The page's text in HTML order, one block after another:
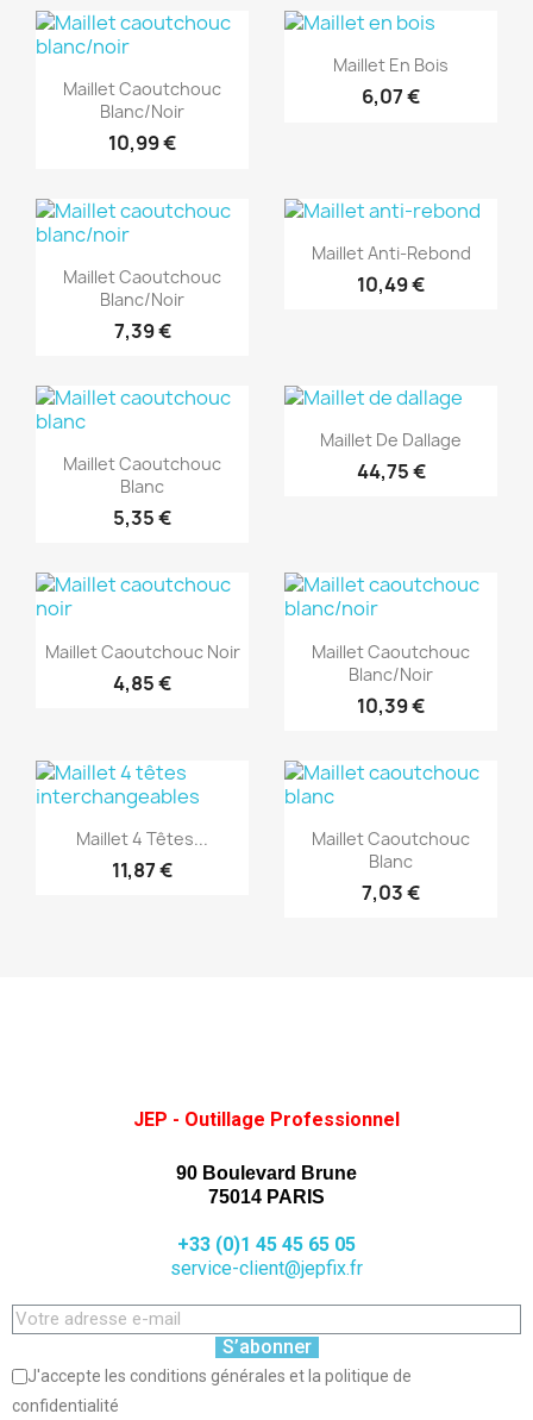
Aperçu rapide
Maillet Caoutchouc
Blanc/noir
10,99 €
Aperçu rapide
Maillet En Bois
6,07 €
Aperçu rapide
Maillet Caoutchouc
Blanc/noir
7,39 €
Aperçu rapide
Maillet Anti-Rebond
10,49 €
(1)
Aperçu rapide
Maillet Caoutchouc
Blanc
5,35 €
Aperçu rapide
Maillet De Dallage
44,75 €
(1)
Aperçu rapide
Maillet Caoutchouc Noir
4,85 €
Aperçu rapide
Maillet Caoutchouc
Blanc/noir
10,39 €
Aperçu rapide
Maillet 4 Têtes...
11,87 €
(1)
Aperçu rapide
Maillet Caoutchouc
Blanc
7,03 €
JEP - Outillage Professionnel
90 Boulevard Brune
75014 PARIS
+33 (0)1 45 45 65 05
service-client@jepfix.fr
S’abonner
J'accepte les conditions générales et la politique de
confidentialité